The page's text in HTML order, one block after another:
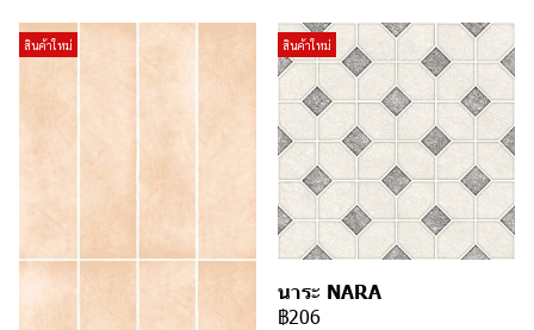
สินค้าใหม่ สินค้าใหม่
นาระ NARA
฿206